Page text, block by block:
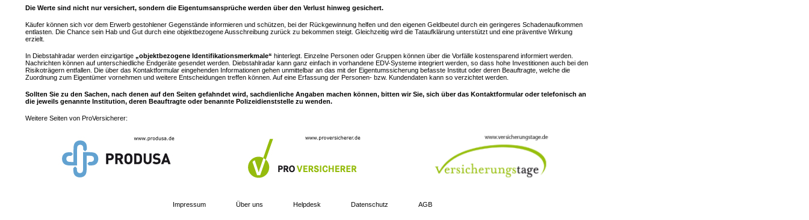
Die Werte sind nicht nur versichert, sondern die Eigentumsansprüche werden über den Verlust hinweg gesichert.
Käufer können sich vor dem Erwerb gestohlener Gegenstände informieren und schützen, bei der Rückgewinnung helfen und den eigenen Geldbeutel durch ein geringeres Schadenaufkommen
entlasten. Die Chance sein Hab und Gut durch eine objektbezogene Ausschreibung zurück zu bekommen steigt. Gleichzeitig wird die Tataufklärung unterstützt und eine präventive Wirkung
erzielt.
In Diebstahlradar werden einzigartige „objektbezogene Identifikationsmerkmale“ hinterlegt. Einzelne Personen oder Gruppen können über die Vorfälle kostensparend informiert werden.
Nachrichten können auf unterschiedliche Endgeräte gesendet werden. Diebstahlradar kann ganz einfach in vorhandene EDV-Systeme integriert werden, so dass hohe Investitionen auch bei den
Risikoträgern entfallen. Die über das Kontaktformular eingehenden Informationen gehen unmittelbar an das mit der Eigentumssicherung befasste Institut oder deren Beauftragte, welche die
Zuordnung zum Eigentümer vornehmen und weitere Entscheidungen treffen können. Auf eine Erfassung der Personen- bzw. Kundendaten kann so verzichtet werden.
Sollten Sie zu den Sachen, nach denen auf den Seiten gefahndet wird, sachdienliche Angaben machen können, bitten wir Sie, sich über das Kontaktformular oder telefonisch an
die jeweils genannte Institution, deren Beauftragte oder benannte Polizeidienststelle zu wenden.
Weitere Seiten von ProVersicherer:
Impressum Über uns Helpdesk Datenschutz AGB